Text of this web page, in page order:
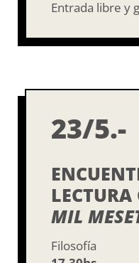
Entrada libre y
23/5.-
LECTURA
MIL
Filosofía